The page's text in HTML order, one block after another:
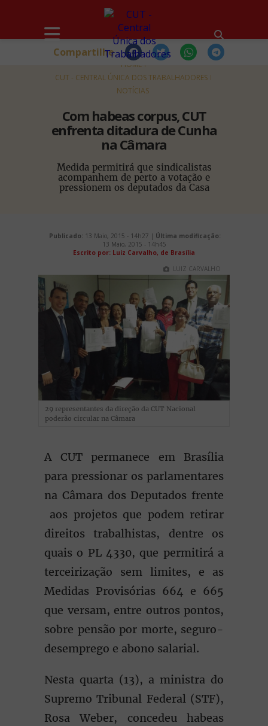
HOME
CUT - CENTRAL ÚNICA DOS TRABALHADORES
NOTÍCIAS
Com habeas corpus, CUT
enfrenta ditadura de Cunha
na Câmara
Medida permitirá que sindicalistas
acompanhem de perto a votação e
pressionem os deputados da Casa
Compartilhe
Publicado: 13 Maio, 2015 - 14h27 | Última modificação:
13 Maio, 2015 - 14h45
Escrito por: Luiz Carvalho, de Brasília
LUIZ CARVALHO
29 representantes da direção da CUT Nacional
poderão circular na Câmara
A CUT permanece em Brasília
para pressionar os parlamentares
na Câmara dos Deputados frente
aos projetos que podem retirar
direitos trabalhistas, dentre os
quais o PL 4330, que permitirá a
terceirização sem limites, e as
Medidas Provisórias 664 e 665
que versam, entre outros pontos,
sobre pensão por morte, seguro-
desemprego e abono salarial.
Nesta quarta (13), a ministra do
Supremo Tribunal Federal (STF),
Rosa Weber, concedeu habeas